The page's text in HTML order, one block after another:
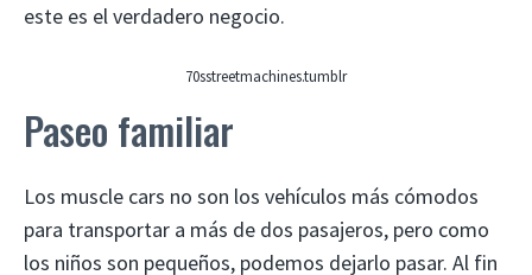
este es el verdadero negocio.
70sstreetmachines.tumblr
Paseo familiar
Los muscle cars no son los vehículos más cómodos
para transportar a más de dos pasajeros, pero como
los niños son pequeños, podemos dejarlo pasar. Al fin